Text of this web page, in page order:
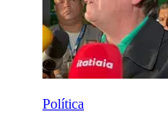
Política